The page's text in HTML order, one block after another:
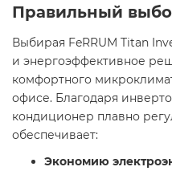
Правильный
Выбирая FeRRUM Titan
и энергоэффективное
комфортного
офисе. Благодаря
кондиционер плавно
обеспечивает:​
Экономию